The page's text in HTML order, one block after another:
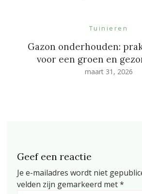
Tuinieren
Gazon onderhouden:
voor een groen en
maart 31, 2026
Geef een reactie
Je e-mailadres wordt niet
velden zijn gemarkeerd met*